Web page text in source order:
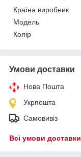
Країна виробник
Модель
Колір
Умови доставки
Нова Пошта
Укрпошта
Самовивіз
Всі умови доставки